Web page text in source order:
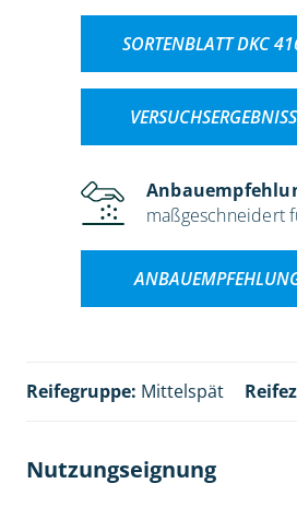
SORTENBLATT DKC
maßgeschneidert
Reifegruppe: Mittelspät
Nutzungseignung